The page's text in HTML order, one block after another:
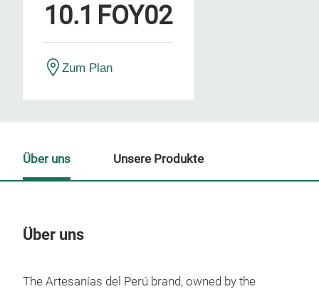
10.1 FOY02
Zum Plan
Über uns
The Artesanías del Perú brand, owned by the
Über uns Unsere Produkte